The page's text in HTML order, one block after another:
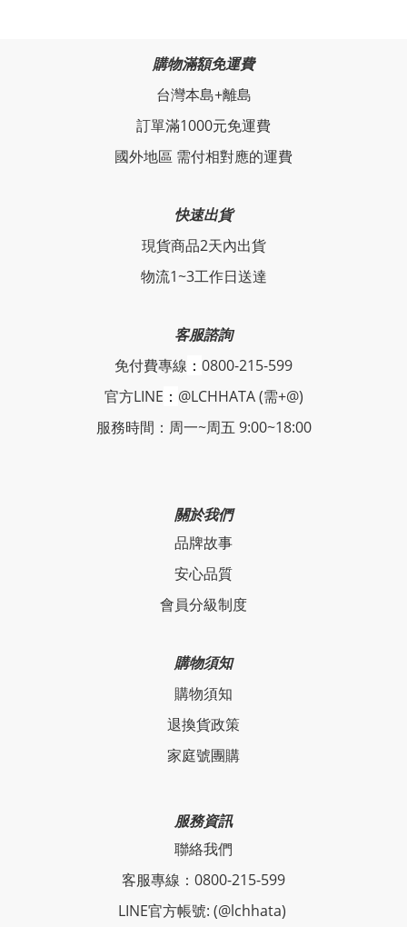
購物滿額免運費
台灣本島+離島
訂單滿1000元免運費
國外地區 需付相對應的運費
快速出貨
現貨商品2天內出貨
物流1~3工作日送達
客服諮詢
免付費專線 ： 0800-215-599
官方LINE ： @LCHHATA (需+@)
服務時間：周一~周五 9:00~18:00
關於我們
品牌故事
安心品質
會員分級制度
購物須知
購物須知
退換貨政策
家庭號團購
服務資訊
聯絡我們
客服專線：0800-215-599
LINE官方帳號: (@lchhata)